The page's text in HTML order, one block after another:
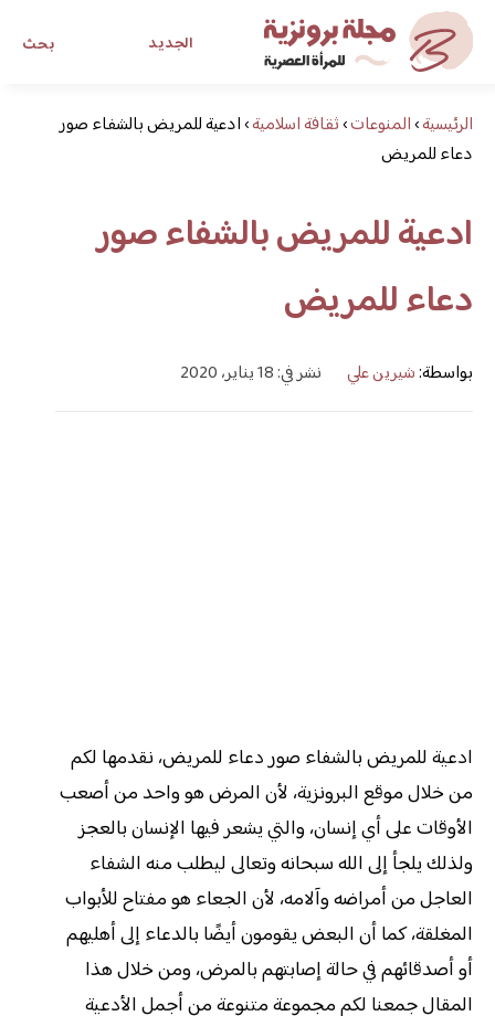
بحث الجديد
مجلة برونزية للفتاة العصريةالرئيسية›المنوعات›ثقافة اسلامية›ادعية للمريض بالشفاء صور
دعاء للمريض
ادعية للمريض بالشفاء صور
دعاء للمريض
بواسطة:شيرين علي نشر في: 18 يناير، 2020
ادعية للمريض بالشفاء صور دعاء للمريض، نقدمها لكم
من خلال موقع البرونزية، لأن المرض هو واحد من أصعب
الأوقات على أي إنسان، والتي يشعر فيها الإنسان بالعجز
ولذلك يلجأ إلى الله سبحانه وتعالى ليطلب منه الشفاء
العاجل من أمراضه وآلامه، لأن الجعاء هو مفتاح للأبواب
المغلقة، كما أن البعض يقومون أيضًا بالدعاء إلى أهليهم
أو أصدقائهم في حالة إصابتهم بالمرض، ومن خلال هذا
المقال جمعنا لكم مجموعة متنوعة من أجمل الأدعية